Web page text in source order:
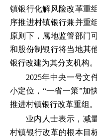
镇银行化解风险改革重
序推进村镇银行兼并重
原则下，属地监管部门
和股份制银行将当地其
银行改建为其分支机构。
2025年中央一号文
小定位，“一省一策”加
推进村镇银行改革重组。
业内人士表示，减
村镇银行改革的根本目